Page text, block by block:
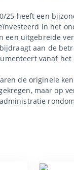
25 heeft een
in het
een uitgebreide
aan de
vanaf
de originele
maar op